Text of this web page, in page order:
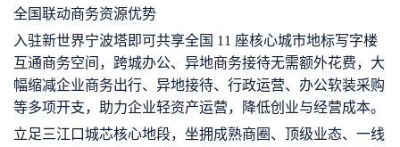
全国联动商务资源优势
入驻新世界宁波塔即可共享全国 11 座核心城市地标写字楼
互通商务空间，跨城办公、异地商务接待无需额外花费，大
幅缩减企业商务出行、异地接待、行政运营、办公软装采购
等多项开支，助力企业轻资产运营，降低创业与经营成本。
立足三江口城芯核心地段，坐拥成熟商圈、顶级业态、一线